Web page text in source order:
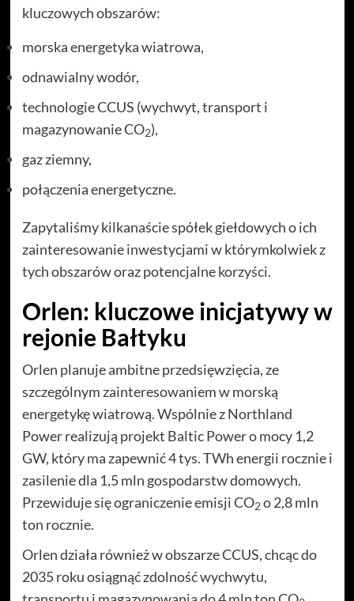
kluczowych obszarów:
morska energetyka wiatrowa,
odnawialny wodór,
technologie CCUS (wychwyt, transport i
magazynowanie CO2),
gaz ziemny,
połączenia energetyczne.
Zapytaliśmy kilkanaście spółek giełdowych o ich
zainteresowanie inwestycjami w którymkolwiek z
tych obszarów oraz potencjalne korzyści.
Orlen: kluczowe inicjatywy w
rejonie Bałtyku
Orlen planuje ambitne przedsięwzięcia, ze
szczególnym zainteresowaniem w morską
energetykę wiatrową. Wspólnie z Northland
Power realizują projekt Baltic Power o mocy 1,2
GW, który ma zapewnić 4 tys. TWh energii rocznie i
zasilenie dla 1,5 mln gospodarstw domowych.
Przewiduje się ograniczenie emisji CO2o 2,8 mln
ton rocznie.
Orlen działa również w obszarze CCUS, chcąc do
2035 roku osiągnąć zdolność wychwytu,